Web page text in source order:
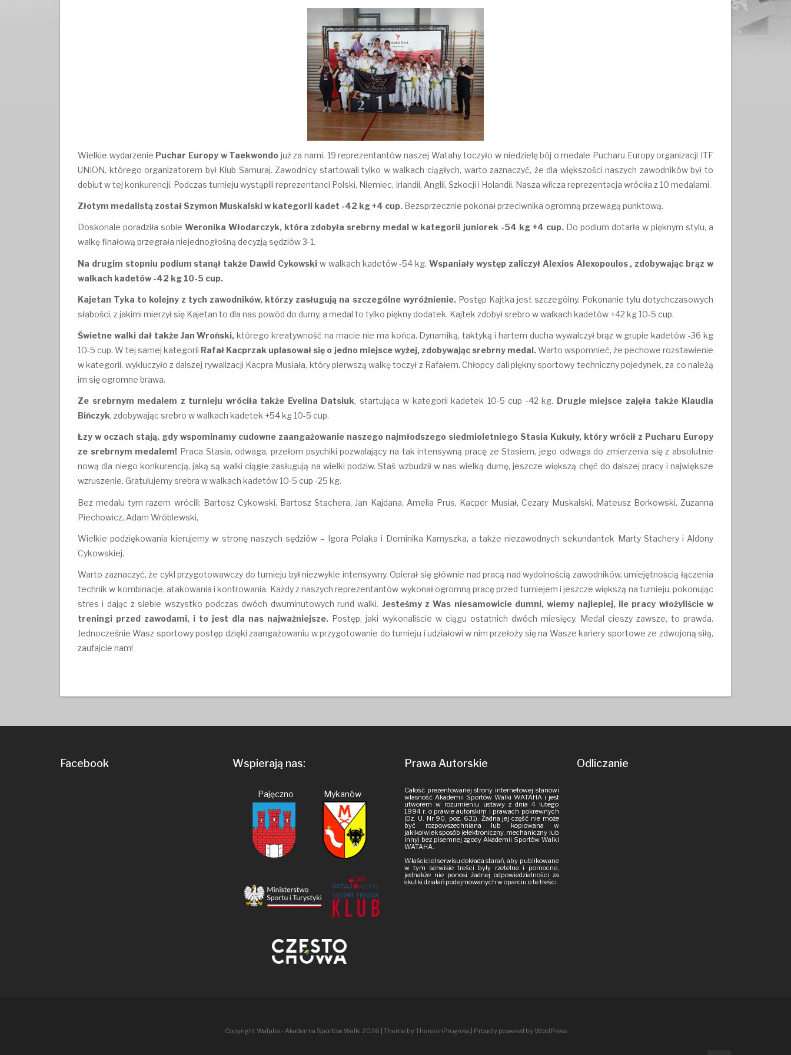
Wielkie wydarzenie Puchar Europy w Taekwondo już za nami. 19 reprezentantów naszej Watahy toczyło w niedzielę bój o medale Pucharu Europy organizacji ITF
UNION, którego organizatorem był Klub Samuraj. Zawodnicy startowali tylko w walkach ciągłych, warto zaznaczyć, że dla większości naszych zawodników był to
debiut w tej konkurencji. Podczas turnieju wystąpili reprezentanci Polski, Niemiec, Irlandii, Anglii, Szkocji i Holandii. Nasza wilcza reprezentacja wróciła z 10 medalami.
Złotym medalistą został Szymon Muskalski w kategorii kadet -42 kg +4 cup. Bezsprzecznie pokonał przeciwnika ogromną przewagą punktową.
Doskonale poradziła sobieWeronika Włodarczyk, która zdobyła srebrny medal w kategorii juniorek -54 kg +4 cup.Do podium dotarła w pięknym stylu, a
walkę finałową przegrała niejednogłośną decyzją sędziów 3-1.
Na drugim stopniu podium stanął także Dawid Cykowski w walkach kadetów -54 kg.Wspaniały występ zaliczył Alexios Alexopoulos , zdobywając brąz w
walkach kadetów -42 kg 10-5 cup.
Kajetan Tyka to kolejny z tych zawodników, którzy zasługują na szczególne wyróżnienie.Postęp Kajtka jest szczególny. Pokonanie tylu dotychczasowych
słabości, z jakimi mierzył się Kajetan to dla nas powód do dumy, a medal to tylko piękny dodatek. Kajtek zdobył srebro w walkach kadetów +42 kg 10-5 cup.
Świetne walki dał także Jan Wroński, którego kreatywność na macie nie ma końca. Dynamiką, taktyką i hartem ducha wywalczył brąz w grupie kadetów -36 kg
10-5 cup. W tej samej kategorii Rafał Kacprzak uplasował się o jedno miejsce wyżej, zdobywając srebrny medal.Warto wspomnieć, że pechowe rozstawienie
w kategorii, wykluczyło z dalszej rywalizacji Kacpra Musiała, który pierwszą walkę toczył z Rafałem. Chłopcy dali piękny sportowy techniczny pojedynek, za co należą
im się ogromne brawa.
Ze srebrnym medalem z turnieju wróciła także Evelina Datsiuk, startująca w kategorii kadetek 10-5 cup -42 kg. Drugie miejsce zajęła także Klaudia
Bińczyk, zdobywając srebro w walkach kadetek +54 kg 10-5 cup.
Łzy w oczach stają, gdy wspominamy cudowne zaangażowanie naszego najmłodszego siedmioletniego Stasia Kukuły, który wrócił z Pucharu Europy
ze srebrnym medalem! Praca Stasia, odwaga, przełom psychiki pozwalający na tak intensywną pracę ze Stasiem, jego odwaga do zmierzenia się z absolutnie
nową dla niego konkurencją, jaką są walki ciągłe zasługują na wielki podziw. Staś wzbudził w nas wielką dumę, jeszcze większą chęć do dalszej pracy i największe
wzruszenie. Gratulujemy srebra w walkach kadetów 10-5 cup -25 kg.
Bez medalu tym razem wrócili: Bartosz Cykowski, Bartosz Stachera, Jan Kajdana, Amelia Prus, Kacper Musiał, Cezary Muskalski, Mateusz Borkowski, Zuzanna
Piechowicz, Adam Wróblewski,
Wielkie podziękowania kierujemy w stronę naszych sędziów – Igora Polaka i Dominika Kamyszka, a także niezawodnych sekundantek Marty Stachery i Aldony
Cykowskiej.
Warto zaznaczyć, że cykl przygotowawczy do turnieju był niezwykle intensywny. Opierał się głównie nad pracą nad wydolnością zawodników, umiejętnością łączenia
technik w kombinacje, atakowania i kontrowania. Każdy z naszych reprezentantów wykonał ogromną pracę przed turniejem i jeszcze większą na turnieju, pokonując
stres i dając z siebie wszystko podczas dwóch dwuminutowych rund walki. Jesteśmy z Was niesamowicie dumni, wiemy najlepiej, ile pracy włożyliście w
treningi przed zawodami, i to jest dla nas najważniejsze. Postęp, jaki wykonaliście w ciągu ostatnich dwóch miesięcy. Medal cieszy zawsze, to prawda.
Jednocześnie Wasz sportowy postęp dzięki zaangażowaniu w przygotowanie do turnieju i udziałowi w nim przełoży się na Wasze kariery sportowe ze zdwojoną siłą,
zaufajcie nam!
Facebook Wspierają nas:
Pajęczno Mykanów
Prawa Autorskie
Całość prezentowanej strony internetowej stanowi
własność Akademii Sportów Walki WATAHA i jest
utworem w rozumieniu ustawy z dnia 4 lutego
1994 r. o prawie autorskim i prawach pokrewnych
(Dz. U. Nr 90, poz. 631). Żadna jej część nie może
być rozpowszechniana lub kopiowana w
jakikolwiek sposób (elektroniczny, mechaniczny lub
inny) bez pisemnej zgody Akademii Sportów Walki
WATAHA.
Właściciel serwisu dokłada starań, aby publikowane
w tym serwisie treści były rzetelne i pomocne,
jednakże nie ponosi żadnej odpowiedzialności za
skutki działań podejmowanych w oparciu o te treści.
Odliczanie
Copyright Wataha - Akademia Sportów Walki 2026 | Theme by ThemeinProgress | Proudly powered by WordPress